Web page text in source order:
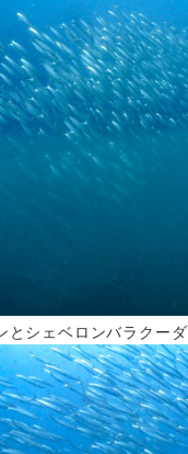
とシェベロンバラクーダ